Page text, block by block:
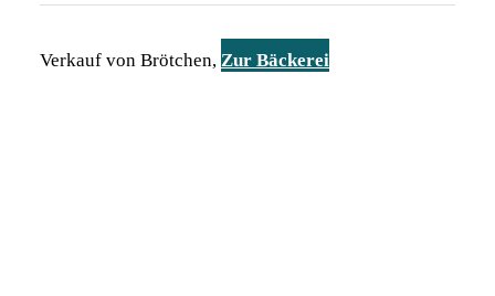
Verkauf von Brötchen, Zur Bäckerei